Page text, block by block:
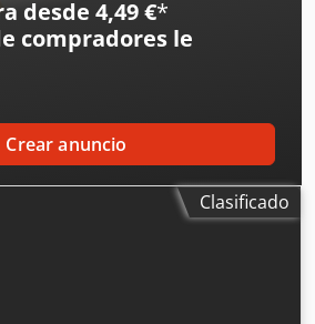
desde 4,49 €*
compradores le
Crear anuncio
Clasificado